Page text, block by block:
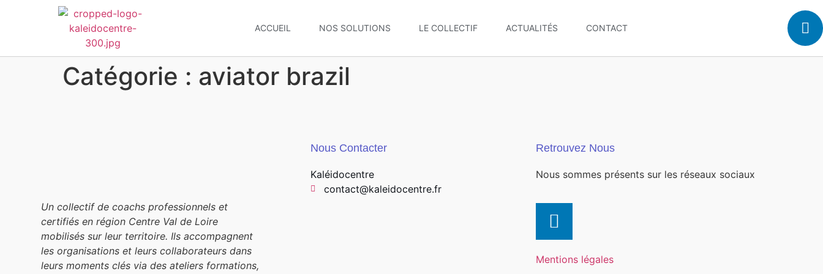
ACCUEIL NOS SOLUTIONS LE COLLECTIF ACTUALITÉS CONTACT
Catégorie : aviator brazil
Un collectif de coachs professionnels et
certifiés en région Centre Val de Loire
mobilisés sur leur territoire. Ils accompagnent
les organisations et leurs collaborateurs dans
leurs moments clés via des ateliers formations,
Nous Contacter
Kaléidocentre
contact@kaleidocentre.fr
Retrouvez Nous
Nous sommes présents sur les réseaux sociaux
Mentions légales